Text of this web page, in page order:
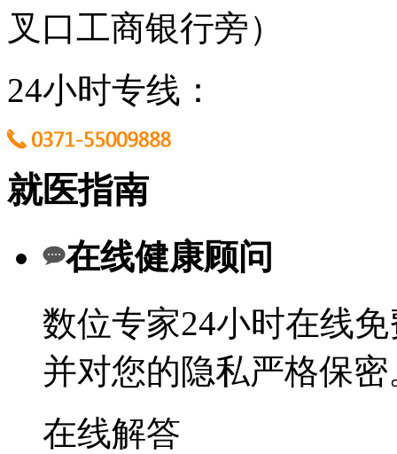
叉口工商银行旁）
24小时专线：
就医指南
在线健康顾问
数位专家24小时在线
并对您的隐私严格保密
在线解答